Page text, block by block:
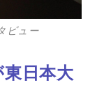
ビュー
日本大